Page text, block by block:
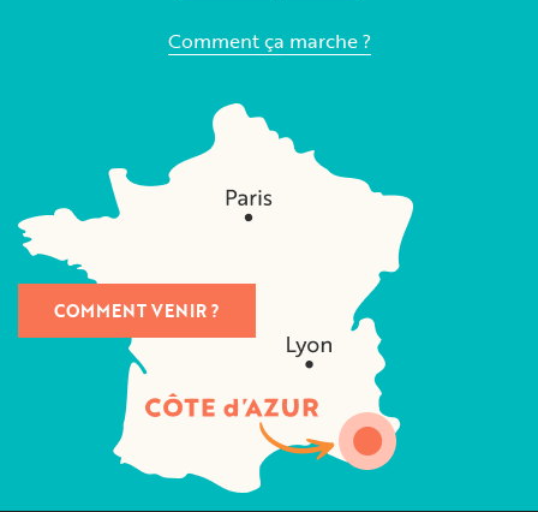
Comment ça marche ?
COMMENT VENIR ?